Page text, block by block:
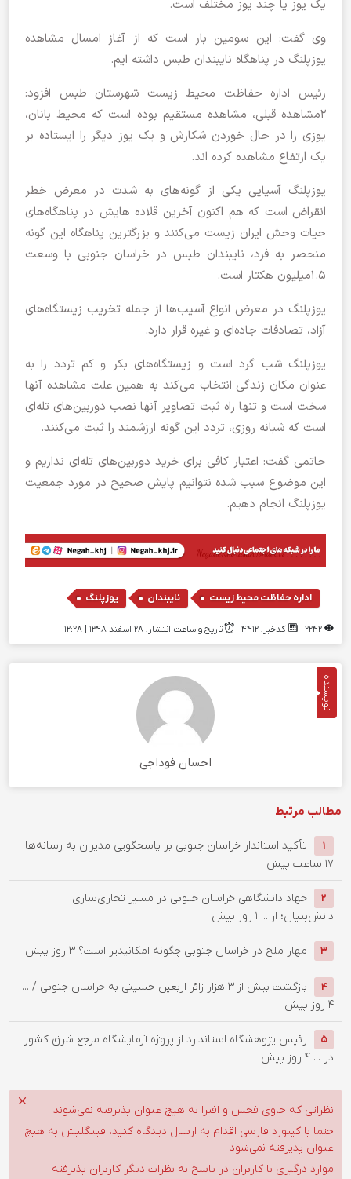
یک یوز یا چند یوز مختلف است.
وی گفت: این سومین بار است که از آغاز امسال مشاهده
یوزپلنگ در پناهگاه نایبندان طبس داشته ایم.
رئیس اداره حفاظت محیط زیست شهرستان طبس افزود:
۲مشاهده قبلی، مشاهده مستقیم بوده است که محیط بانان،
یوزی را در حال خوردن شکارش و یک یوز دیگر را ایستاده بر
یک ارتفاع مشاهده کرده اند.
یوزپلنگ آسیایی یکی از گونه‌های به شدت در معرض خطر
انقراض است که هم اکنون آخرین قلاده هایش در پناهگاه‌های
حیات وحش ایران زیست می‌کنند و بزرگترین پناهگاه این گونه
منحصر به فرد، نایبندان طبس در خراسان جنوبی با وسعت
۱.۵میلیون هکتار است.
یوزپلنگ در معرض انواع آسیب‌ها از جمله تخریب زیستگاه‌های
آزاد، تصادفات جاده‌ای و غیره قرار دارد.
یوزپلنگ شب گرد است و زیستگاه‌های بکر و کم تردد را به
عنوان مکان زندگی انتخاب می‌کند به همین علت مشاهده آنها
سخت است و تنها راه ثبت تصاویر آنها نصب دوربین‌های تله‌ای
است که شبانه روزی، تردد این گونه ارزشمند را ثبت می‌کنند.
حاتمی گفت: اعتبار کافی برای خرید دوربین‌های تله‌ای نداریم و
این موضوع سبب شده نتوانیم پایش صحیح در مورد جمعیت
یوزپلنگ انجام دهیم.
اداره حفاظت محیط زیست , نایبندان , یوزپلنگ
کدخبر: 4412 تاریخ و ساعت انتشار: ۲۸ اسفند ۱۳۹۸ | 12:28
نویسنده
احسان فوداجی
مطالب مرتبط
1
تأکید استاندار خراسان جنوبی بر پاسخگویی مدیران به رسانه‌ها
17 ساعت پیش
2
جهاد دانشگاهی خراسان جنوبی در مسیر تجاری‌سازی
دانش‌بنیان؛ از ... 1 روز پیش
3 ‌مهار ملخ در خراسان جنوبی چگونه امکانپذیر است؟ 3 روز پیش
4
بازگشت بیش از ۳ هزار زائر اربعین حسینی به خراسان جنوبی / ...
4 روز پیش
5
رئیس پژوهشگاه استاندارد از پروژه آزمایشگاه مرجع شرق کشور
در ... 4 روز پیش
نظراتی که حاوی فحش و افترا به هیچ عنوان پذیرفته نمی‌شوند
حتما با کیبورد فارسی اقدام به ارسال دیدگاه کنید، فینگلیش به هیچ
عنوان پذیرفته نمی‌شود
موارد درگیری با کاربران در پاسخ به نظرات دیگر کاربران پذیرفته